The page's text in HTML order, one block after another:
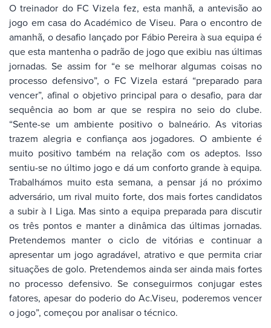
O treinador do FC Vizela fez, esta manhã, a antevisão ao
jogo em casa do Académico de Viseu. Para o encontro de
amanhã, o desafio lançado por Fábio Pereira à sua equipa é
que esta mantenha o padrão de jogo que exibiu nas últimas
jornadas. Se assim for “e se melhorar algumas coisas no
processo defensivo”, o FC Vizela estará “preparado para
vencer”, afinal o objetivo principal para o desafio, para dar
sequência ao bom ar que se respira no seio do clube.
“Sente-se um ambiente positivo o balneário. As vitorias
trazem alegria e confiança aos jogadores. O ambiente é
muito positivo também na relação com os adeptos. Isso
sentiu-se no último jogo e dá um conforto grande à equipa.
Trabalhámos muito esta semana, a pensar já no próximo
adversário, um rival muito forte, dos mais fortes candidatos
a subir à I Liga. Mas sinto a equipa preparada para discutir
os três pontos e manter a dinâmica das últimas jornadas.
Pretendemos manter o ciclo de vitórias e continuar a
apresentar um jogo agradável, atrativo e que permita criar
situações de golo. Pretendemos ainda ser ainda mais fortes
no processo defensivo. Se conseguirmos conjugar estes
fatores, apesar do poderio do Ac.Viseu, poderemos vencer
o jogo”, começou por analisar o técnico.